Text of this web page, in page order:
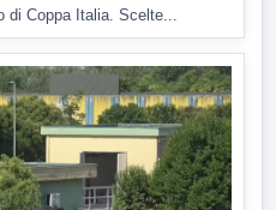
di Coppa Italia. Scelte...